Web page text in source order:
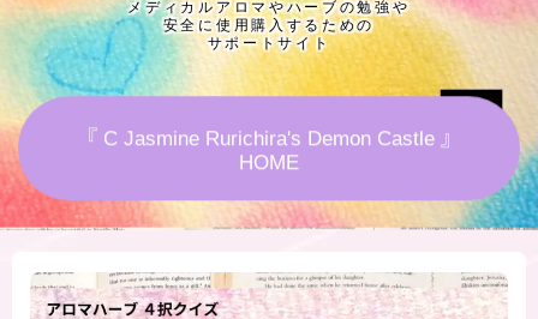
★アロマ検定＋αクイズ
★アロマハーブ傾向チェック
秘密部屋
メディカルアロマやハーブの勉強や
安全に使用購入するための
サポートサイト
『 C Jasmine Rurichira's Demon Castle 』
HOME